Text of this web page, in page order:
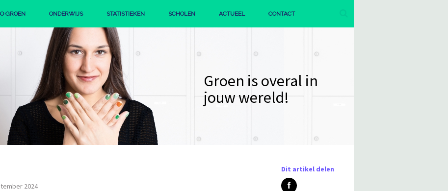
GROEN ONDERWIJS
PROFIEL GROEN
STERK GROEN BEROEPSONDERWIJS
STATISTIEKEN SCHOLEN ACTUEEL CONTACT
De groene wereld
begint bij ONS!
2024
Dit artikel delen